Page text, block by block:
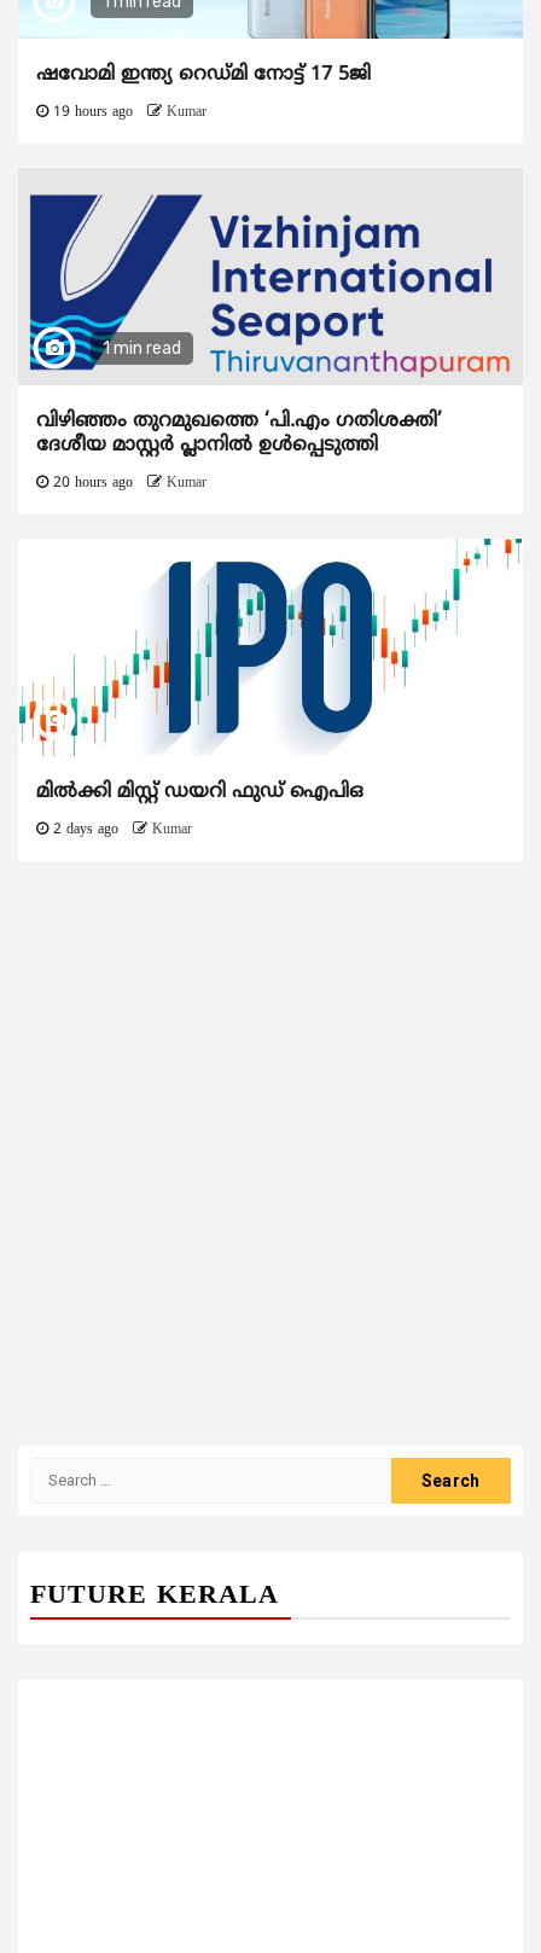
ഷവോമി ഇന്ത്യ റെഡ്മി നോട്ട് 17 5ജി
19 hours ago Kumar
1 min read
വിഴിഞ്ഞം തുറമുഖത്തെ ‘പി.എം ഗതിശക്തി’
ദേശീയ മാസ്റ്റർ പ്ലാനിൽ ഉൾപ്പെടുത്തി
20 hours ago Kumar
മിൽക്കി മിസ്റ്റ് ഡയറി ഫുഡ് ഐപിഒ
2 days ago Kumar
Search
FUTURE KERALA